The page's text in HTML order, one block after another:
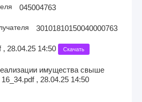
045004763
30101810150040000763
, 28.04.25 14:50 Скачать
имущества свыше
16_34.pdf , 28.04.25 14:50